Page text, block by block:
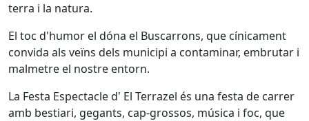
terra i la natura.
El toc d'humor el dóna el Buscarrons, que cínicament
convida als veïns dels municipi a contaminar, embrutar i
malmetre el nostre entorn.
La Festa Espectacle d' El Terrazel és una festa de carrer
amb bestiari, gegants, cap-grossos, música i foc, que